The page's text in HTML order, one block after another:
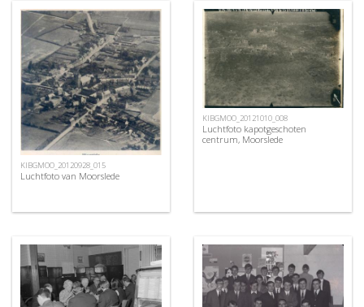
KIBGMOO_20120928_015
Luchtfoto van Moorslede
KIBGMOO_20121010_008
Luchtfoto kapotgeschoten
centrum, Moorslede